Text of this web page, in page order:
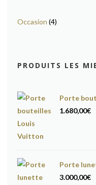
Occasion (4)
PRODUITS LES
Porte
1.680,00€
Porte
3.000,00€